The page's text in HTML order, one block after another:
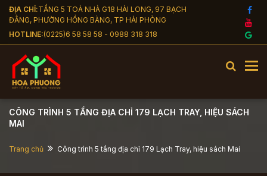
Nhảy đến nội dung
ĐỊA CHỈ:TẦNG 5 TOÀ NHÀ G18 HẢI LONG, 97 BẠCH
ĐẰNG, PHƯỜNG HỒNG BÀNG, TP HẢI PHÒNG
HOTLINE:(0225)6 58 58 58 - 0988 318 318
CÔNG TRÌNH 5 TẦNG ĐỊA CHỈ 179 LẠCH TRAY, HIỆU SÁCH
MAI
Trang chủ Công trình 5 tầng địa chỉ 179 Lạch Tray, hiệu sách Mai